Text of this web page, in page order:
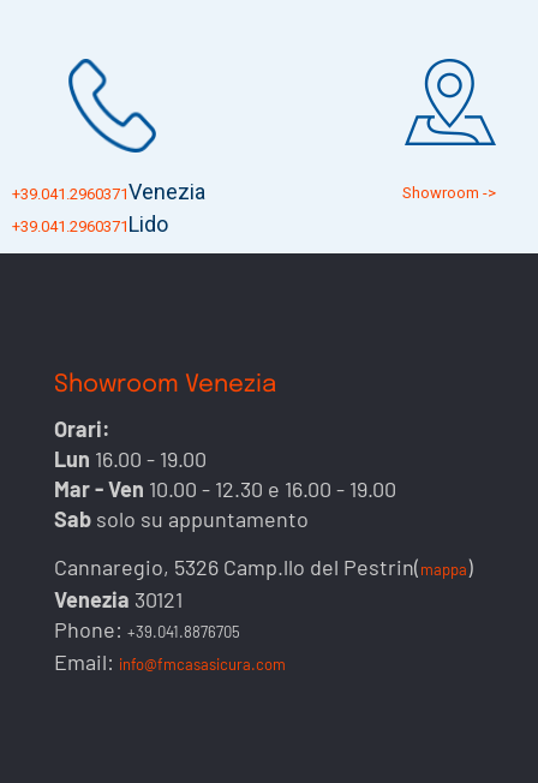
+39.041.2960371Venezia
+39.041.2960371 Lido
Showroom ->
Showroom Venezia
Orari:
Lun 16.00 - 19.00
Mar - Ven 10.00 - 12.30 e 16.00 - 19.00
Sab solo su appuntamento
Cannaregio, 5326 Camp.llo del Pestrin(mappa)
Venezia 30121
Phone: +39.041.8876705
Email: info@fmcasasicura.com